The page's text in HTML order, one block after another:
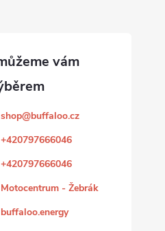
shop@buffaloo.cz
+420797666046
+420797666046
Motocentrum - Žebrák
buffaloo.energy